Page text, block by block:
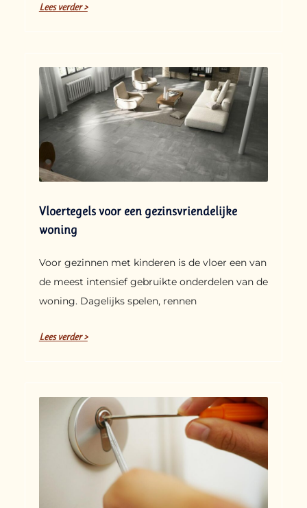
Lees verder >
Vloertegels voor een gezinsvriendelijke
woning
Voor gezinnen met kinderen is de vloer een van
de meest intensief gebruikte onderdelen van de
woning. Dagelijks spelen, rennen
Lees verder >